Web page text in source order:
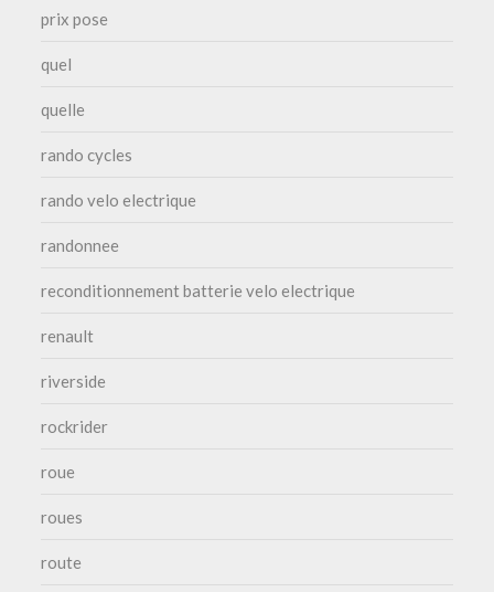
prix pose
quel
quelle
rando cycles
rando velo electrique
randonnee
reconditionnement batterie velo electrique
renault
riverside
rockrider
roue
roues
route